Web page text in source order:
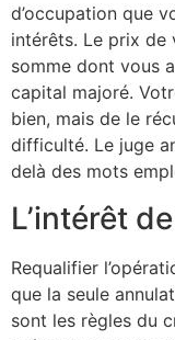
d’occupation que
intérêts. Le prix de
somme dont vous
capital majoré.
bien, mais de le
difficulté. Le juge
delà des mots
L’intérêt
Requalifier
que la seule
sont les règles du